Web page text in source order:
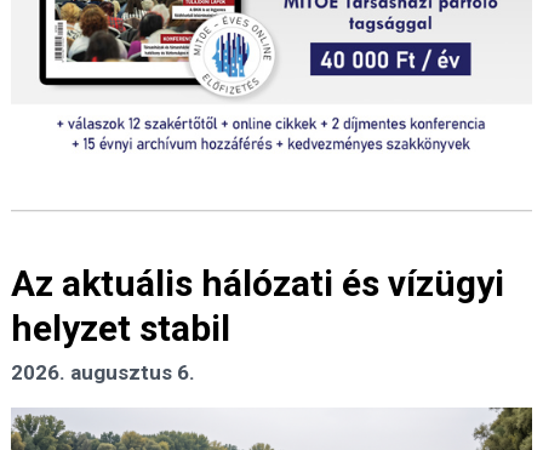
Az aktuális hálózati és vízügyi
helyzet stabil
2026. augusztus 6.